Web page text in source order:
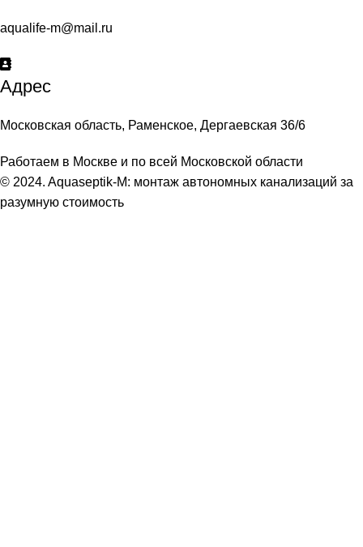
aqualife-m@mail.ru
Адрес
Московская область, Раменское, Дергаевская 36/6
Работаем в Москве и по всей Московской области
© 2024. Aquaseptik-M: монтаж автономных канализаций за
разумную стоимость